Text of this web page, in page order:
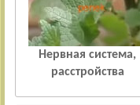
Нервная система,
расстройства